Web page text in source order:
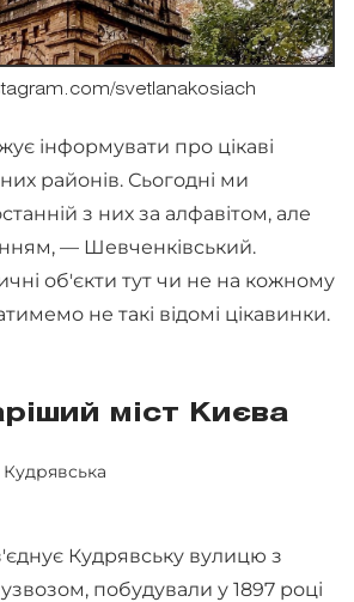
svetlanakosiach
інформувати про цікаві
районів. Сьогодні ми
з них за алфавітом, але
— Шевченківський.
об'єкти тут чи не на кожному
не такі відомі цікавинки.
міст Києва
Кудрявська
Кудрявську вулицю з
побудували у 1897 році